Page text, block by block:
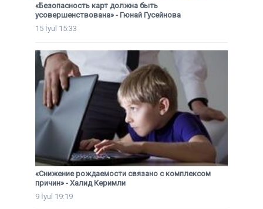
«Безопасность карт должна быть
усовершенствована» - Гюнай Гусейнова
15 İyul 15:33
«Снижение рождаемости связано с комплексом
причин» - Халид Керимли
9 İyul 19:19